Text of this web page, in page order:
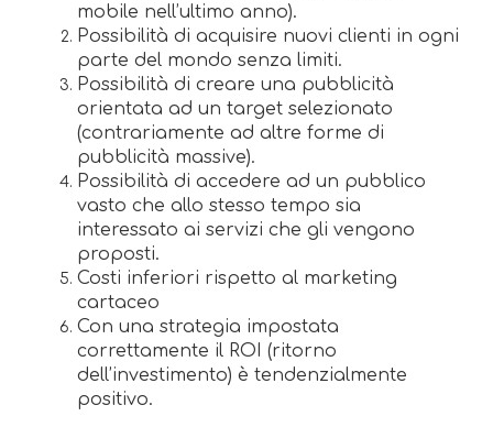
mobile nell’ultimo anno).
Possibilità di acquisire nuovi clienti in ogni
parte del mondo senza limiti.
Possibilità di creare una pubblicità
orientata ad un target selezionato
(contrariamente ad altre forme di
pubblicità massive).
Possibilità di accedere ad un pubblico
vasto che allo stesso tempo sia
interessato ai servizi che gli vengono
proposti.
Costi inferiori rispetto al marketing
cartaceo
Con una strategia impostata
correttamente il ROI (ritorno
dell’investimento) è tendenzialmente
positivo.